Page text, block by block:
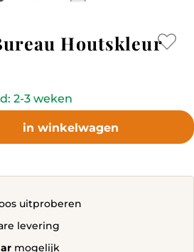
Houtskleur
2-3 weken
in winkelwagen
uitproberen
levering
mogelijk